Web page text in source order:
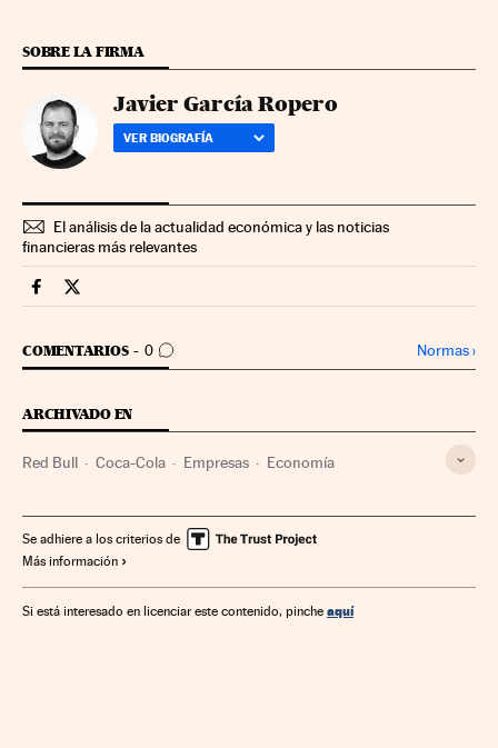
SOBRE LA FIRMA
Javier García Ropero
VER BIOGRAFÍA
El análisis de la actualidad económica y las noticias
financieras más relevantes
Companias Cinco Días en Facebook
Companias Cinco Días en Twitter
COMENTARIOS 0
IR A LOS COMENTARIOS Normas›
ARCHIVADO EN
Red Bull Coca-Cola Empresas Economía
Se adhiere a los criterios de
Más información
Si está interesado en licenciar este contenido, pinche aquí